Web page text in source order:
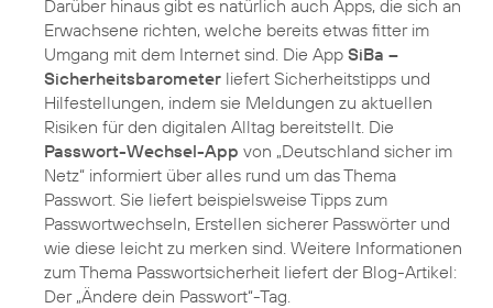
Darüber hinaus gibt es natürlich auch Apps, die sich an
Erwachsene richten, welche bereits etwas fitter im
Umgang mit dem Internet sind. Die App SiBa –
Sicherheitsbarometer liefert Sicherheitstipps und
Hilfestellungen, indem sie Meldungen zu aktuellen
Risiken für den digitalen Alltag bereitstellt. Die
Passwort-Wechsel-App von „Deutschland sicher im
Netz“ informiert über alles rund um das Thema
Passwort. Sie liefert beispielsweise Tipps zum
Passwortwechseln, Erstellen sicherer Passwörter und
wie diese leicht zu merken sind. Weitere Informationen
zum Thema Passwortsicherheit liefert der Blog-Artikel:
Der „Ändere dein Passwort“-Tag.